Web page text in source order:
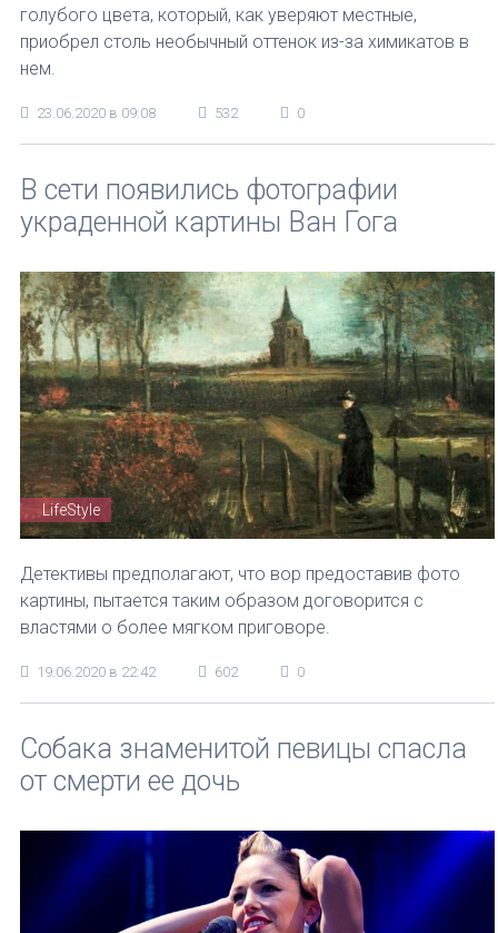
голубого цвета, который, как уверяют местные,
приобрел столь необычный оттенок из-за химикатов в
нем.
23.06.2020 в 09:08 532 0
В сети появились фотографии
украденной картины Ван Гога
LifeStyle
Детективы предполагают, что вор предоставив фото
картины, пытается таким образом договорится с
властями о более мягком приговоре.
19.06.2020 в 22:42 602 0
Собака знаменитой певицы спасла
от смерти ее дочь